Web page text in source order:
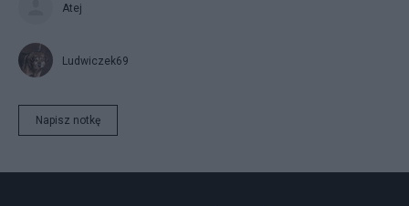
Atej
Ludwiczek69
Napisz notkę